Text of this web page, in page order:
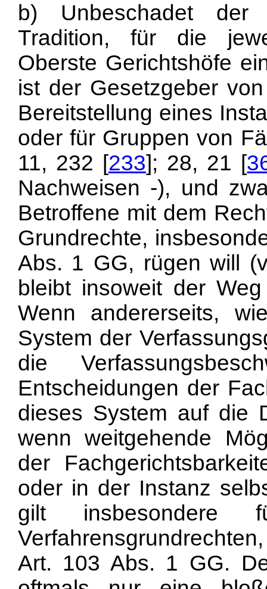
b) Unbeschadet der
Tradition, für die
Oberste Gerichtshöfe
ist der Gesetzgeber
Bereitstellung eines
oder für Gruppen von
11, 232 [233]; 28, 21 [
Nachweisen -), und
Betroffene mit dem
Grundrechte,
Abs. 1 GG, rügen will
bleibt insoweit der
Wenn andererseits,
System der
die
Entscheidungen der
dieses System auf die
wenn weitgehende
der
oder in der Instanz
gilt insbesondere
Art. 103 Abs. 1 GG.